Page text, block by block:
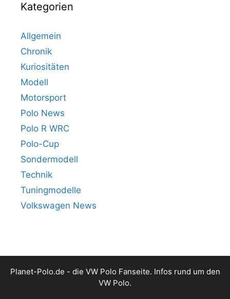
Kategorien
Allgemein
Chronik
Kuriositäten
Modell
Motorsport
Polo News
Polo R WRC
Polo-Cup
Sondermodell
Technik
Tuningmodelle
Volkswagen News
Planet-Polo.de - die VW Polo Fanseite. Infos rund um den
VW Polo.